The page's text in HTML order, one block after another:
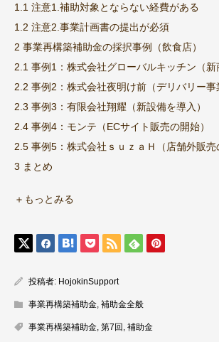
1.1 注意1.補助対象とならない経費がある
1.2 注意2.事業計画書の提出が必須
2 事業再構築補助金の採択事例（飲食店）
2.1 事例1：株式会社グローバルキッチン（新
2.2 事例2：株式会社夜明け前（デリバリー事
2.3 事例3：有限会社翔耀（新設備を導入）
2.4 事例4：モンテ（ECサイト販売の開始）
2.5 事例5：株式会社ｓｕｚａＨ（店舗外販売
3 まとめ
＋もっとみる
投稿者: HojokinSupport
事業再構築補助金, 補助金全般
事業再構築補助金, 第7回 , 補助金